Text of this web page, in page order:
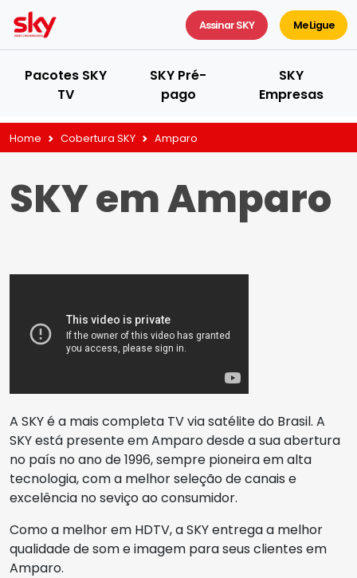
Assinar SKY Me Ligue
Pacotes SKY
TV
SKY Pré-
pago
SKY
Empresas
Home Cobertura SKY Amparo
SKY em Amparo
A SKY é a mais completa TV via satélite do Brasil. A
SKY está presente em Amparo desde a sua abertura
no país no ano de 1996, sempre pioneira em alta
tecnologia, com a melhor seleção de canais e
excelência no seviço ao consumidor.
Como a melhor em HDTV, a SKY entrega a melhor
qualidade de som e imagem para seus clientes em
Amparo.